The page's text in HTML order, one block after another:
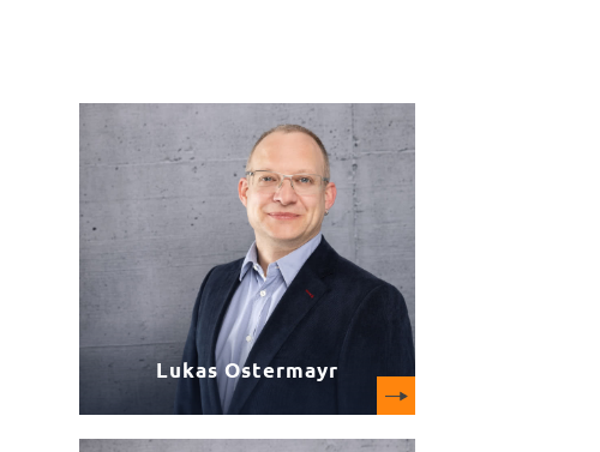
Lukas Ostermayr
Lukas Ostermayr
Abteilungsleiter
Verkehrsplanung
Mail